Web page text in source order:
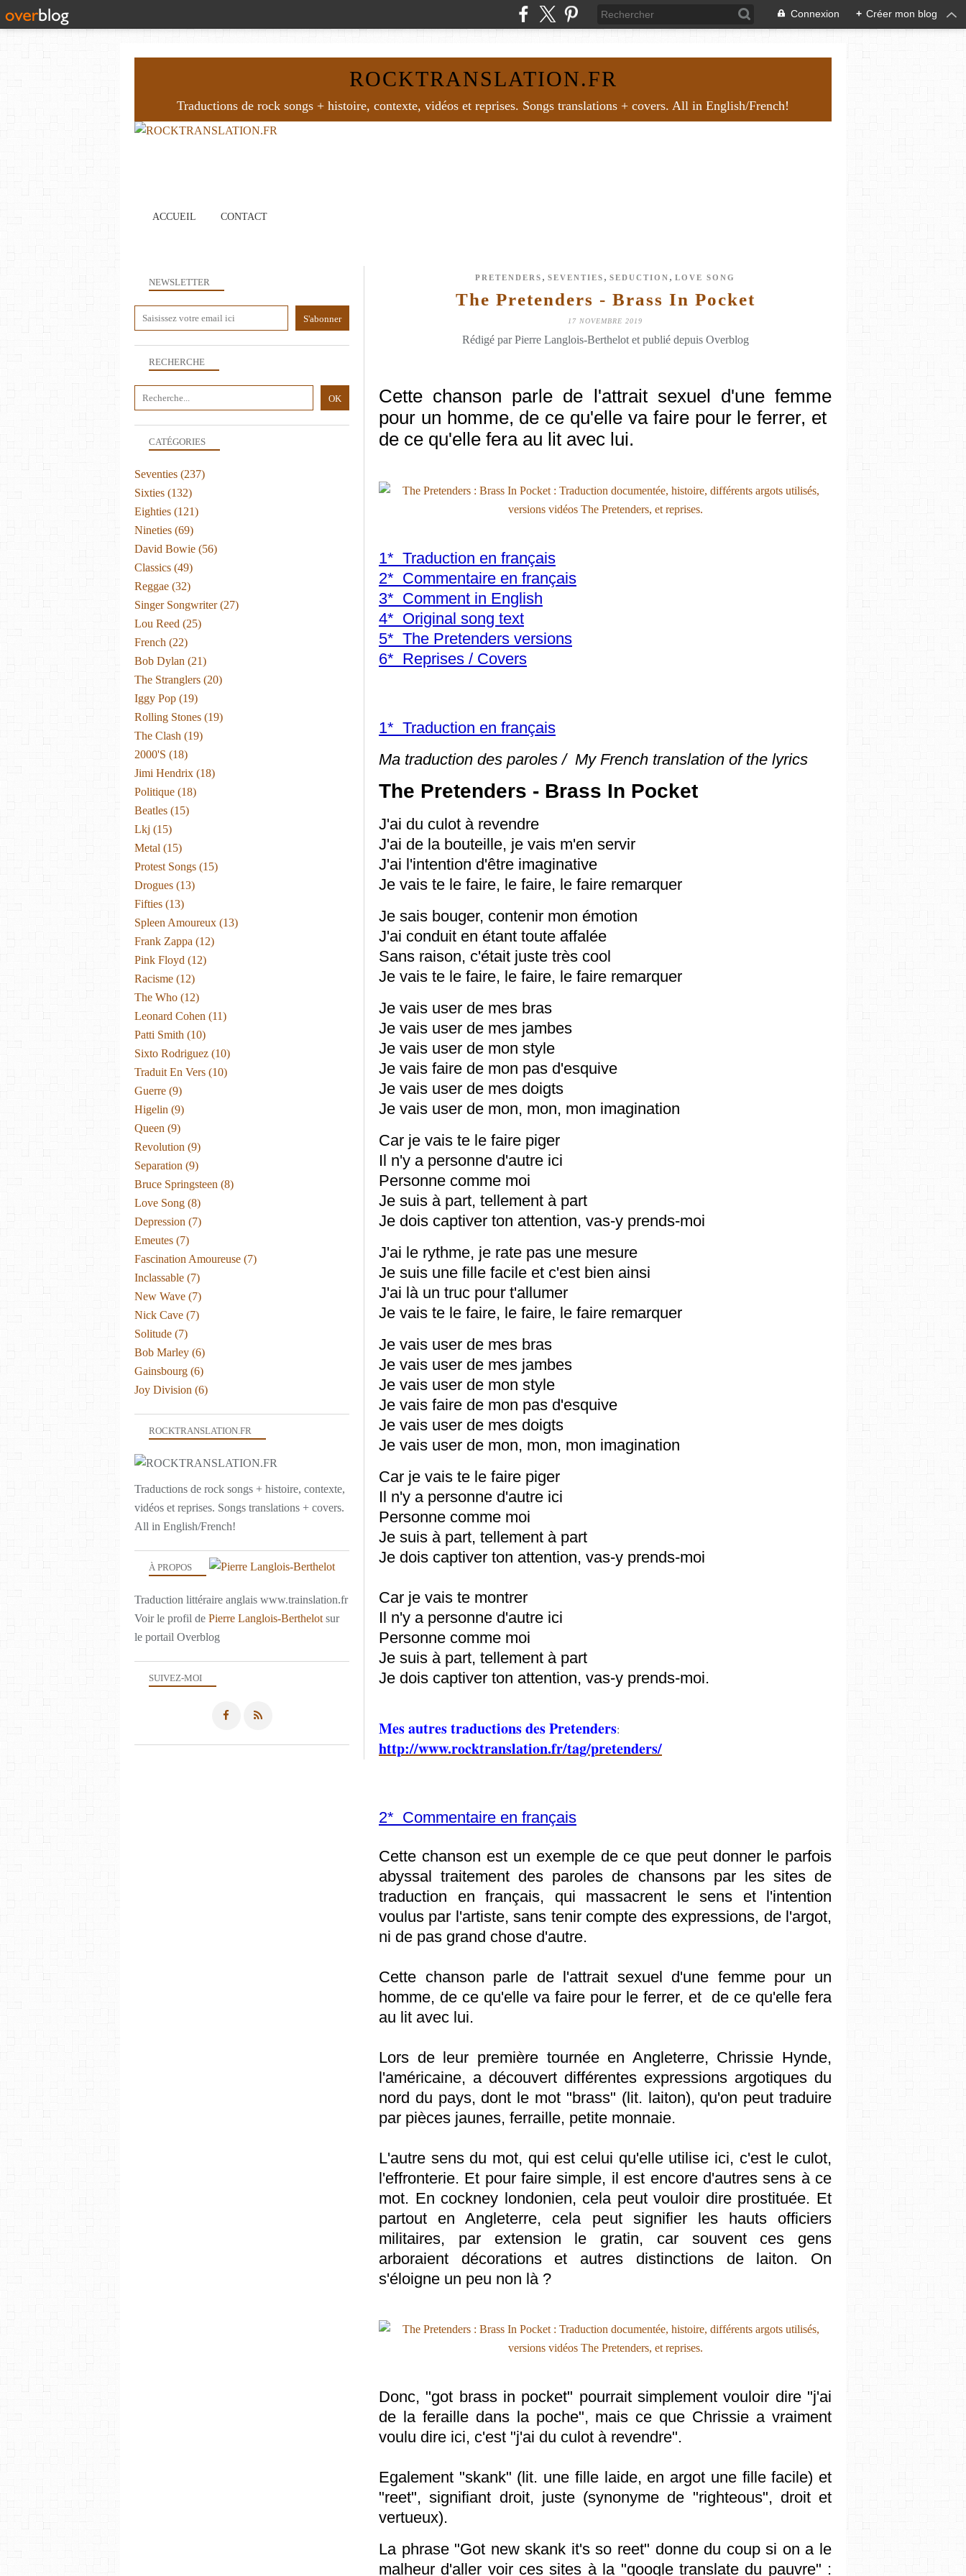
Connexion + Créer mon blog
ROCKTRANSLATION.FR
Traductions de rock songs + histoire, contexte, vidéos et reprises. Songs translations + covers. All in English/French!
ACCUEIL CONTACT
PRETENDERS , SEVENTIES , SEDUCTION , LOVE SONG
The Pretenders - Brass In Pocket
17 NOVEMBRE 2019
Rédigé par Pierre Langlois-Berthelot et publié depuis Overblog
Cette chanson parle de l'attrait sexuel d'une femme
pour un homme, de ce qu'elle va faire pour le ferrer, et
de ce qu'elle fera au lit avec lui.
1* Traduction en français
2* Commentaire en français
3* Comment in English
4* Original song text
5* The Pretenders versions
6* Reprises / Covers
1* Traduction en français
Ma traduction des paroles / My French translation of the lyrics
The Pretenders - Brass In Pocket
J'ai du culot à revendre
J'ai de la bouteille, je vais m'en servir
J'ai l'intention d'être imaginative
Je vais te le faire, le faire, le faire remarquer
Je sais bouger, contenir mon émotion
J'ai conduit en étant toute affalée
Sans raison, c'était juste très cool
Je vais te le faire, le faire, le faire remarquer
Je vais user de mes bras
Je vais user de mes jambes
Je vais user de mon style
Je vais faire de mon pas d'esquive
Je vais user de mes doigts
Je vais user de mon, mon, mon imagination
Car je vais te le faire piger
Il n'y a personne d'autre ici
Personne comme moi
Je suis à part, tellement à part
Je dois captiver ton attention, vas-y prends-moi
J'ai le rythme, je rate pas une mesure
Je suis une fille facile et c'est bien ainsi
J'ai là un truc pour t'allumer
Je vais te le faire, le faire, le faire remarquer
Je vais user de mes bras
Je vais user de mes jambes
Je vais user de mon style
Je vais faire de mon pas d'esquive
Je vais user de mes doigts
Je vais user de mon, mon, mon imagination
Car je vais te le faire piger
Il n'y a personne d'autre ici
Personne comme moi
Je suis à part, tellement à part
Je dois captiver ton attention, vas-y prends-moi
Car je vais te montrer
Il n'y a personne d'autre ici
Personne comme moi
Je suis à part, tellement à part
Je dois captiver ton attention, vas-y prends-moi.
Mes autres traductions des Pretenders:
http://www.rocktranslation.fr/tag/pretenders/
2* Commentaire en français
Cette chanson est un exemple de ce que peut donner le parfois
abyssal traitement des paroles de chansons par les sites de
traduction en français, qui massacrent le sens et l'intention
voulus par l'artiste, sans tenir compte des expressions, de l'argot,
ni de pas grand chose d'autre.
Cette chanson parle de l'attrait sexuel d'une femme pour un
homme, de ce qu'elle va faire pour le ferrer, et de ce qu'elle fera
au lit avec lui.
Lors de leur première tournée en Angleterre, Chrissie Hynde,
l'américaine, a découvert différentes expressions argotiques du
nord du pays, dont le mot "brass" (lit. laiton), qu'on peut traduire
par pièces jaunes, ferraille, petite monnaie.
L'autre sens du mot, qui est celui qu'elle utilise ici, c'est le culot,
l'effronterie. Et pour faire simple, il est encore d'autres sens à ce
mot. En cockney londonien, cela peut vouloir dire prostituée. Et
partout en Angleterre, cela peut signifier les hauts officiers
militaires, par extension le gratin, car souvent ces gens
arboraient décorations et autres distinctions de laiton. On
s'éloigne un peu non là ?
Donc, "got brass in pocket" pourrait simplement vouloir dire "j'ai
de la feraille dans la poche", mais ce que Chrissie a vraiment
voulu dire ici, c'est "j'ai du culot à revendre".
Egalement "skank" (lit. une fille laide, en argot une fille facile) et
"reet", signifiant droit, juste (synonyme de "righteous", droit et
vertueux).
La phrase "Got new skank it's so reet" donne du coup si on a le
malheur d'aller voir ces sites à la "google translate du pauvre" :
NEWSLETTER
SUIVEZ-MOI
RECHERCHE
ROCKTRANSLATION.FR
Traductions de rock songs + histoire, contexte,
vidéos et reprises. Songs translations + covers.
All in English/French!
À PROPOS
Traduction littéraire anglais www.trainslation.fr
Voir le profil de Pierre Langlois-Berthelot sur
le portail Overblog
CATÉGORIES
Seventies (237)
Sixties (132)
Eighties (121)
Nineties (69)
David Bowie (56)
Classics (49)
Reggae (32)
Singer Songwriter(27)
Lou Reed (25)
French (22)
Bob Dylan (21)
The Stranglers (20)
Iggy Pop (19)
Rolling Stones (19)
The Clash (19)
2000's (18)
Jimi Hendrix (18)
Politique (18)
Beatles (15)
Lkj (15)
Metal (15)
Protest Songs (15)
Drogues (13)
Fifties (13)
Spleen Amoureux (13)
Frank Zappa (12)
Pink Floyd (12)
Racisme (12)
The Who (12)
Leonard Cohen (11)
Patti Smith (10)
Sixto Rodriguez (10)
Traduit En Vers (10)
Guerre (9)
Higelin (9)
Queen (9)
Revolution (9)
Separation (9)
Bruce Springsteen (8)
Love Song (8)
Depression (7)
Emeutes (7)
Fascination Amoureuse (7)
Inclassable (7)
New Wave (7)
Nick Cave (7)
Solitude (7)
Bob Marley (6)
Gainsbourg (6)
Joy Division (6)